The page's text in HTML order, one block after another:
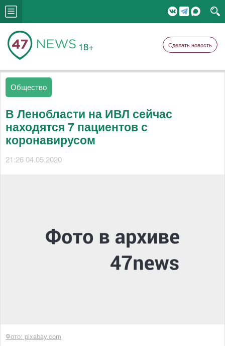
18+ Сделать новость
Общество
В Ленобласти на ИВЛ сейчас
находятся 7 пациентов с
коронавирусом
21:26 04.05.2020
Фото: pixabay.com